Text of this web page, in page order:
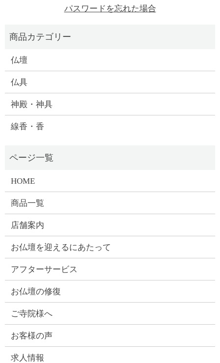
パスワードを忘れた場合
仏壇
仏具
神殿・神具
線香・香
HOME
商品一覧
店舗案内
お仏壇を迎えるにあたって
アフターサービス
お仏壇の修復
ご寺院様へ
お客様の声
求人情報